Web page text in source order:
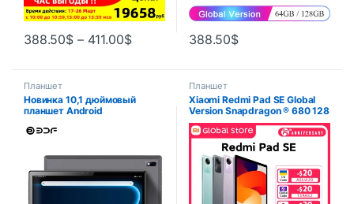
388.50$ – 411.00$ 388.50$
Планшет
Новинка 10,1 дюймовый
планшет Android
256 Гб ПЗУ 4G сеть AI
Google Wifi 5000 мАч
Планшет
Xiaomi Redmi Pad SE Global
Version Snapdragon ® 680 128
ГБ/366 ГБ Mi Tablet Quad
динамики Dolby Atmos 90 Гц
11-дюймовый дисплей 8000
мАч